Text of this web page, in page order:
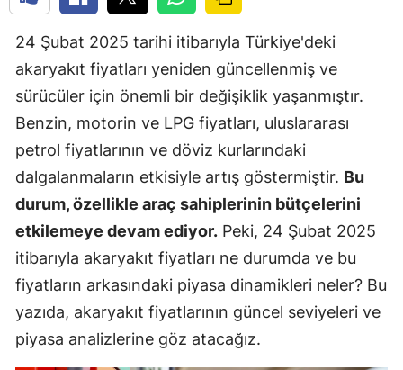
24 Şubat 2025 tarihi itibarıyla Türkiye'deki
akaryakıt fiyatları yeniden güncellenmiş ve
sürücüler için önemli bir değişiklik yaşanmıştır.
Benzin, motorin ve LPG fiyatları, uluslararası
petrol fiyatlarının ve döviz kurlarındaki
dalgalanmaların etkisiyle artış göstermiştir. Bu
durum, özellikle araç sahiplerinin bütçelerini
etkilemeye devam ediyor. Peki, 24 Şubat 2025
itibarıyla akaryakıt fiyatları ne durumda ve bu
fiyatların arkasındaki piyasa dinamikleri neler? Bu
yazıda, akaryakıt fiyatlarının güncel seviyeleri ve
piyasa analizlerine göz atacağız.